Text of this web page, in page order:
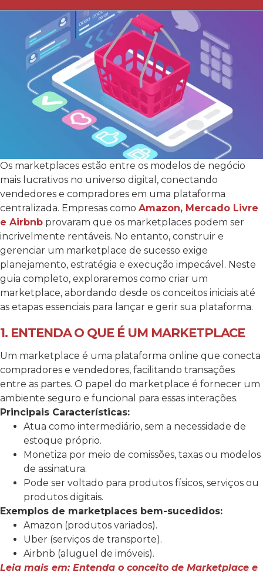
Os marketplaces estão entre os modelos de negócio
mais lucrativos no universo digital, conectando
vendedores e compradores em uma plataforma
centralizada. Empresas como Amazon, Mercado Livre
e Airbnb provaram que os marketplaces podem ser
incrivelmente rentáveis. No entanto, construir e
gerenciar um marketplace de sucesso exige
planejamento, estratégia e execução impecável. Neste
guia completo, exploraremos como criar um
marketplace, abordando desde os conceitos iniciais até
as etapas essenciais para lançar e gerir sua plataforma.
1. ENTENDA O QUE É UM MARKETPLACE
Um marketplace é uma plataforma online que conecta
compradores e vendedores, facilitando transações
entre as partes. O papel do marketplace é fornecer um
ambiente seguro e funcional para essas interações.
Principais Características:
Atua como intermediário, sem a necessidade de
estoque próprio.
Monetiza por meio de comissões, taxas ou modelos
de assinatura.
Pode ser voltado para produtos físicos, serviços ou
produtos digitais.
Exemplos de marketplaces bem-sucedidos:
Amazon (produtos variados).
Uber (serviços de transporte).
Airbnb (aluguel de imóveis).
Leia mais em: Entenda o conceito de Marketplace e